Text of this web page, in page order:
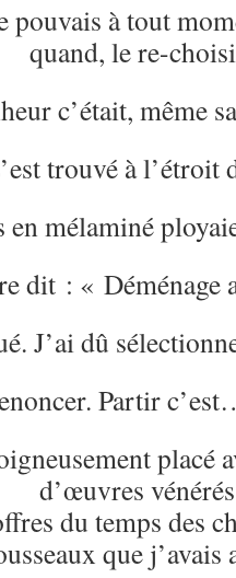
pouvais à tout
quand, le re-
c’était, même
trouvé à l’étroit
en mélaminé
dit : « Déménage
J’ai dû
Partir
placé
d’œuvres
du temps des
que j’avais